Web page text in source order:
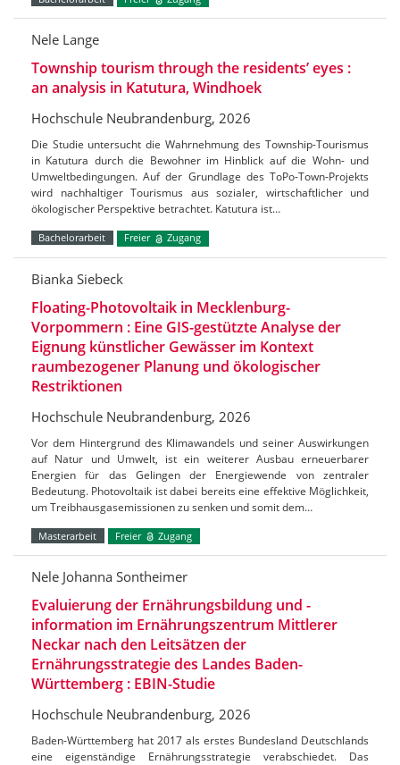
Nele Lange
Township tourism through the residents’ eyes :
an analysis in Katutura, Windhoek
Hochschule Neubrandenburg, 2026
Die Studie untersucht die Wahrnehmung des Township-Tourismus
in Katutura durch die Bewohner im Hinblick auf die Wohn- und
Umweltbedingungen. Auf der Grundlage des ToPo-Town-Projekts
wird nachhaltiger Tourismus aus sozialer, wirtschaftlicher und
ökologischer Perspektive betrachtet. Katutura ist…
Bachelorarbeit Freier Zugang
Bianka Siebeck
Floating-Photovoltaik in Mecklenburg-
Vorpommern : Eine GIS-gestützte Analyse der
Eignung künstlicher Gewässer im Kontext
raumbezogener Planung und ökologischer
Restriktionen
Hochschule Neubrandenburg, 2026
Vor dem Hintergrund des Klimawandels und seiner Auswirkungen
auf Natur und Umwelt, ist ein weiterer Ausbau erneuerbarer
Energien für das Gelingen der Energiewende von zentraler
Bedeutung. Photovoltaik ist dabei bereits eine effektive Möglichkeit,
um Treibhausgasemissionen zu senken und somit dem…
Masterarbeit Freier Zugang
Nele Johanna Sontheimer
Evaluierung der Ernährungsbildung und -
information im Ernährungszentrum Mittlerer
Neckar nach den Leitsätzen der
Ernährungsstrategie des Landes Baden-
Württemberg : EBIN-Studie
Hochschule Neubrandenburg, 2026
Baden-Württemberg hat 2017 als erstes Bundesland Deutschlands
eine eigenständige Ernährungsstrategie verabschiedet. Das